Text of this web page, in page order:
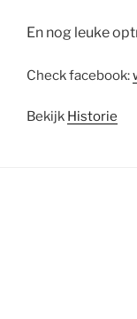
En nog leuke
Check facebook:
Bekijk Historie